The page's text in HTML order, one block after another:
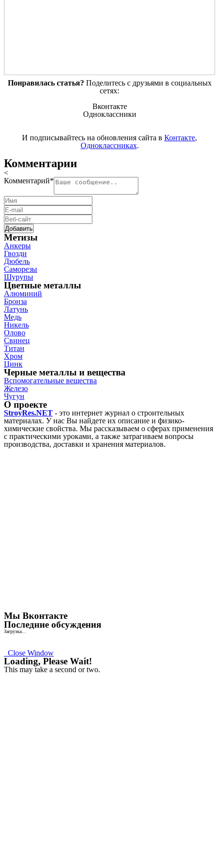
Понравилась статья? Поделитесь с друзьями в социальных
сетях:
Вконтакте
Одноклассники
И подписывайтесь на обновления сайта в Контакте,
Одноклассниках.
Комментарии
<
Комментарий*
Метизы
Анкеры
Гвозди
Дюбель
Саморезы
Шурупы
Цветные металлы
Алюминий
Бронза
Латунь
Медь
Никель
Олово
Свинец
Титан
Хром
Цинк
Черные металлы и вещества
Вспомогательные вещества
Железо
Чугун
О проекте
StroyRes.NET - это интернет журнал о строительных
материалах. У нас Вы найдете их описание и физико-
химические свойства. Мы рассказываем о сферах применения
с практическими уроками, а также затрагиваем вопросы
производства, доставки и хранения материалов.
Мы Вконтакте
Последние обсуждения
Загрузка...
Close Window
Loading, Please Wait!
This may take a second or two.